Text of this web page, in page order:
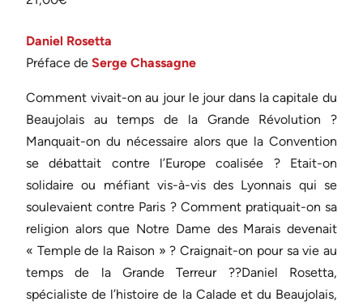
Daniel Rosetta
Préface de Serge Chassagne
Comment vivait-on au jour le jour dans la capitale du
Beaujolais au temps de la Grande Révolution ?
Manquait-on du nécessaire alors que la Convention
se débattait contre l’Europe coalisée ? Etait-on
solidaire ou méfiant vis-à-vis des Lyonnais qui se
soulevaient contre Paris ? Comment pratiquait-on sa
religion alors que Notre Dame des Marais devenait
« Temple de la Raison » ? Craignait-on pour sa vie au
temps de la Grande Terreur ??Daniel Rosetta,
spécialiste de l’histoire de la Calade et du Beaujolais,